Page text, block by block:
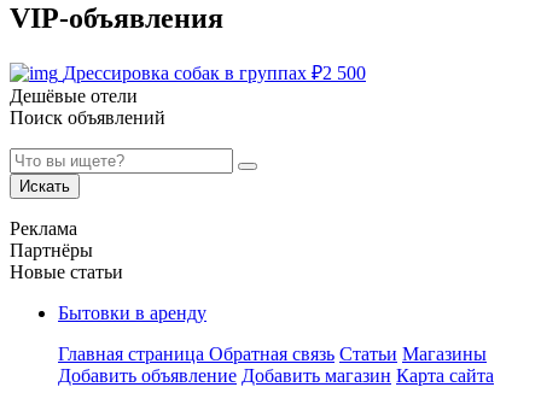
VIP-объявления
Дрессировка собак в группах ₽2 500
Дешёвые отели
Поиск объявлений
Искать
Реклама
Партнёры
Новые статьи
Бытовки в аренду
Главная страница Обратная связь Статьи Магазины
Добавить объявление Добавить магазин Карта сайта